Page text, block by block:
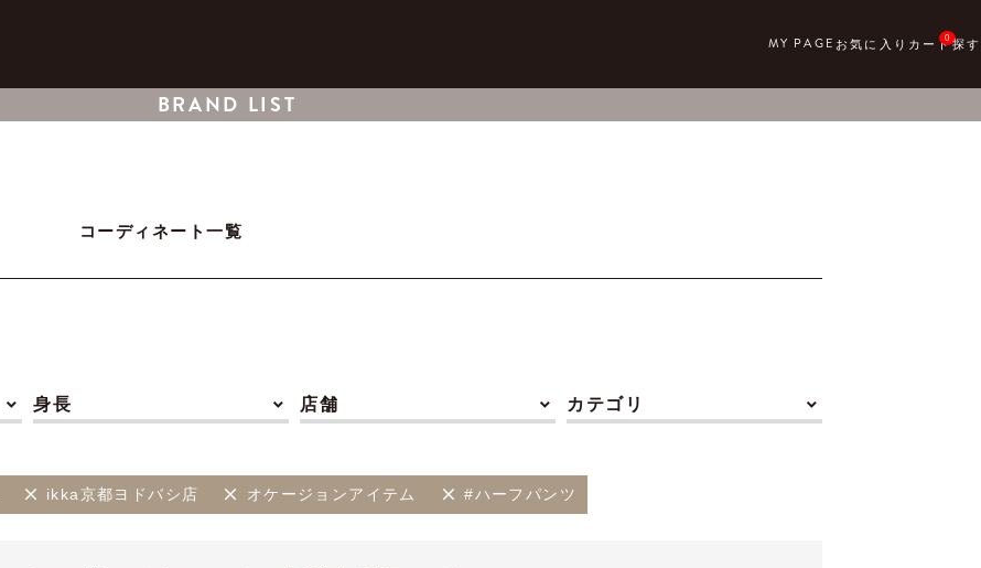
0
BRAND LIST
コーディネート一覧
身長 店舗 カテゴリ
ikka京都ヨドバシ店 オケージョンアイテム #ハーフパンツ